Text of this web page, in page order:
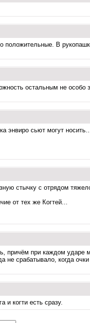
В
остальным не особо
энвиро сьют могут
стычку с отрядом
от тех же Когтей...
причём при каждом ударе
не срабатывало, когда
и когти есть сразу.